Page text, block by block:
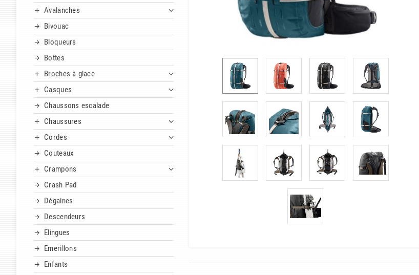
Avalanches
Bivouac
Bloqueurs
Bottes
Broches à glace
Casques
Chaussons escalade
Chaussures
Cordes
Couteaux
Crampons
Crash Pad
Dégaines
Descendeurs
Elingues
Emerillons
Enfants